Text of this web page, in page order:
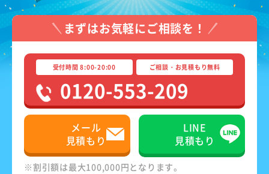
まずはお気軽にご相談を！
受付時間 8:00-20:00 ご相談・お見積もり無料
0120-553-209
メール
見積もり
LINE
見積もり
※割引額は最大100,000円となります。